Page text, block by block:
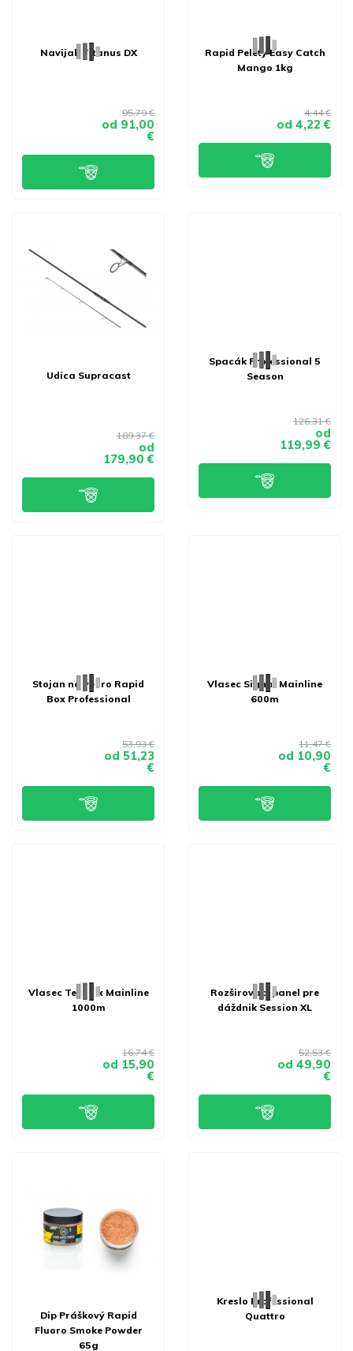
Navijak Titanus DX
95,79 €
od 91,00
€
Rapid Pelety Easy Catch
Mango 1kg
4,44 €
od 4,22 €
Udica Supracast
189,37 €
od
179,90 €
Spacák Professional 5
Season
126,31 €
od
119,99 €
Stojan na vedro Rapid
Box Professional
53,93 €
od 51,23
€
Vlasec Signal Mainline
600m
11,47 €
od 10,90
€
Vlasec Technix Mainline
1000m
16,74 €
od 15,90
€
Rozširovací panel pre
dáždnik Session XL
52,53 €
od 49,90
€
Dip Práškový Rapid
Fluoro Smoke Powder
65g
Kreslo Professional
Quattro